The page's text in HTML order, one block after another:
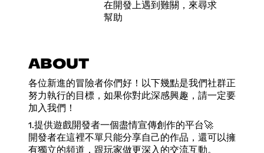
在開發上遇到難關，來尋求
幫助
ABOUT
各位新進的冒險者你們好！以下幾點是我們社群正
努力執行的目標，如果你對此深感興趣，請一定要
加入我們！
1.提供遊戲開發者一個盡情宣傳創作的平台🚀
開發者在這裡不單只能分享自己的作品，還可以擁
有獨立的頻道，跟玩家做更深入的交流互動。